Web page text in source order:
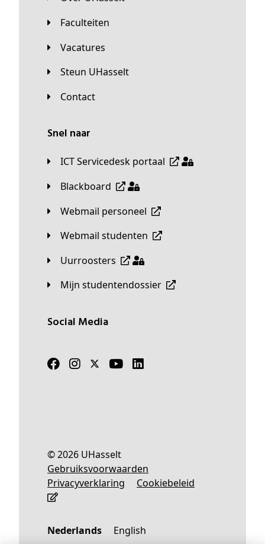
Faculteiten
Vacatures
Steun UHasselt
Contact
Snel naar
ICT Servicedesk portaal
Blackboard
Webmail personeel
Webmail studenten
Uurroosters
Mijn studentendossier
Social Media
© 2026 UHasselt
Gebruiksvoorwaarden
Privacyverklaring
Cookiebeleid
Nederlands English